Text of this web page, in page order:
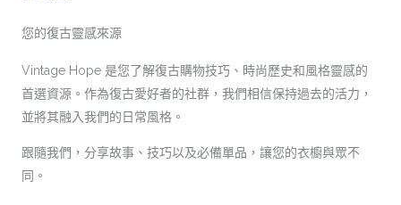
您的復古靈感來源
Vintage Hope 是您了解復古購物技巧、時尚歷史和風格靈感的
首選資源。作為復古愛好者的社群，我們相信保持過去的活力，
並將其融入我們的日常風格。
跟隨我們，分享故事、技巧以及必備單品，讓您的衣櫥與眾不
同。